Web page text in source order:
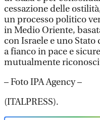
cessazione delle
un processo politico
in Medio Oriente,
con Israele e uno
a fianco in pace e
mutualmente
– Foto IPA Agency –
(ITALPRESS).